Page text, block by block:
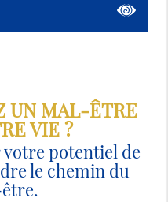
UN MAL-ÊTRE
VIE ?
votre potentiel de
le chemin du